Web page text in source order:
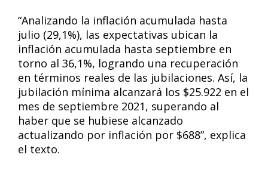
“Analizando la inflación acumulada hasta
julio (29,1%), las expectativas ubican la
inflación acumulada hasta septiembre en
torno al 36,1%, logrando una recuperación
en términos reales de las jubilaciones. Así, la
jubilación mínima alcanzará los $25.922 en el
mes de septiembre 2021, superando al
haber que se hubiese alcanzado
actualizando por inflación por $688”, explica
el texto.